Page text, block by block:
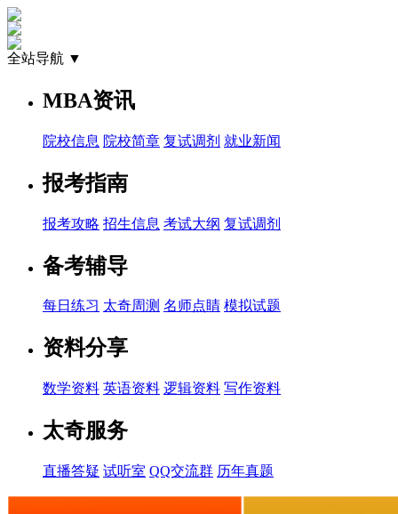
全站导航 ▼
MBA资讯
院校信息 院校简章 复试调剂 就业新闻
报考指南
报考攻略 招生信息 考试大纲 复试调剂
备考辅导
每日练习 太奇周测 名师点睛 模拟试题
资料分享
数学资料 英语资料 逻辑资料 写作资料
太奇服务
直播答疑 试听室 QQ交流群 历年真题